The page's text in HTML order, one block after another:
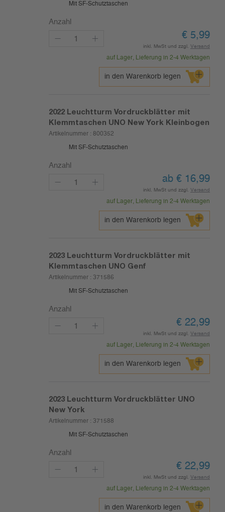
Mit SF-Schutztaschen
Anzahl
€ 5,99
inkl. MwSt und zzgl. Versand
auf Lager, Lieferung in 2-4 Werktagen
in den Warenkorb legen
2022 Leuchtturm Vordruckblätter mit
Klemmtaschen UNO New York Kleinbogen
Artikelnummer : 800352
Mit SF-Schutztaschen
Anzahl
ab € 16,99
inkl. MwSt und zzgl. Versand
auf Lager, Lieferung in 2-4 Werktagen
in den Warenkorb legen
2023 Leuchtturm Vordruckblätter mit
Klemmtaschen UNO Genf
Artikelnummer : 371586
Mit SF-Schutztaschen
Anzahl
€ 22,99
inkl. MwSt und zzgl. Versand
auf Lager, Lieferung in 2-4 Werktagen
in den Warenkorb legen
2023 Leuchtturm Vordruckblätter UNO
New York
Artikelnummer : 371588
Mit SF-Schutztaschen
Anzahl
€ 22,99
inkl. MwSt und zzgl. Versand
auf Lager, Lieferung in 2-4 Werktagen
in den Warenkorb legen